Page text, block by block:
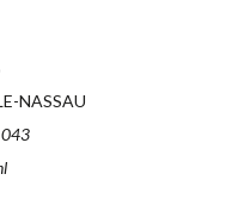
NASSAU